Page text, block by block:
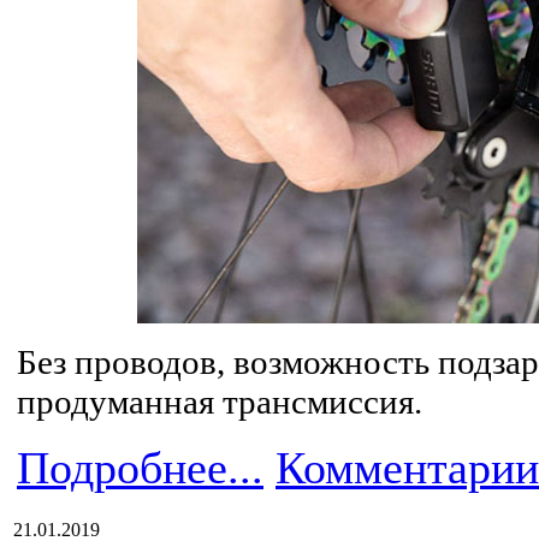
Без проводов, возможность
продуманная трансмиссия.
Подробнее...
21.01.2019